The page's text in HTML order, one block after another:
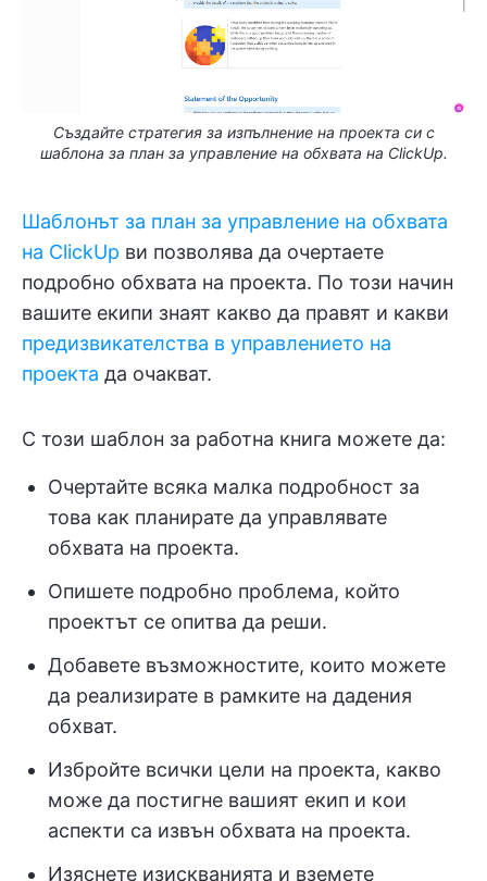
Създайте стратегия за изпълнение на проекта си с
шаблона за план за управление на обхвата на ClickUp.
Шаблонът за план за управление на обхвата
на ClickUp ви позволява да очертаете
подробно обхвата на проекта. По този начин
вашите екипи знаят какво да правят и какви
предизвикателства в управлението на
проекта да очакват.
С този шаблон за работна книга можете да:
Очертайте всяка малка подробност за
това как планирате да управлявате
обхвата на проекта.
Опишете подробно проблема, който
проектът се опитва да реши.
Добавете възможностите, които можете
да реализирате в рамките на дадения
обхват.
Избройте всички цели на проекта, какво
може да постигне вашият екип и кои
аспекти са извън обхвата на проекта.
Изяснете изискванията и вземете